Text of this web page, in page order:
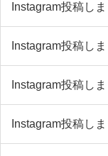
Instagram投稿し
Instagram投稿し
Instagram投稿し
Instagram投稿し